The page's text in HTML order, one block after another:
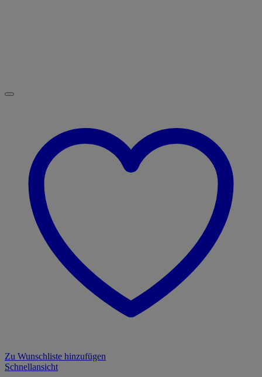
Zu Wunschliste hinzufügen
Schnellansicht